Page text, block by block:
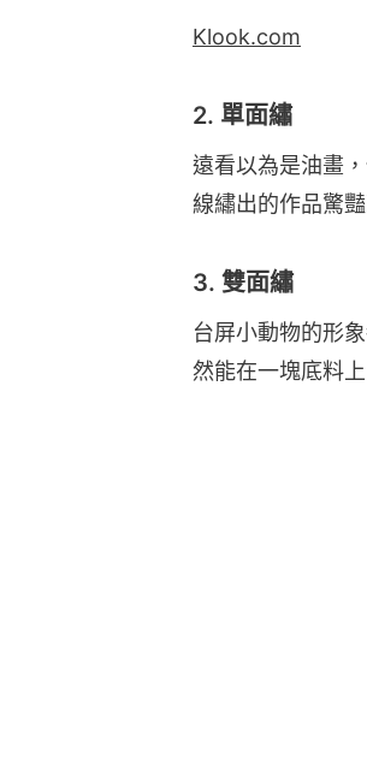
Klook.com
2. 單面繡
遠看以為是油畫
線繡出的作品驚豔
3. 雙面繡
台屏小動物的形
然能在一塊底料